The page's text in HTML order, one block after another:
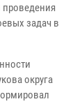
задач в
округа